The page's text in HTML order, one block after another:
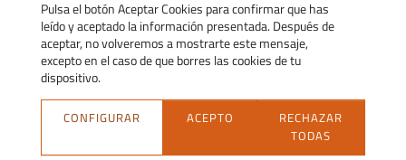
Pulsa el botón Aceptar Cookies para confirmar que has
leído y aceptado la información presentada. Después de
aceptar, no volveremos a mostrarte este mensaje,
excepto en el caso de que borres las cookies de tu
dispositivo.
CONFIGURAR ACEPTO
RECHAZAR
TODAS
Accessibilitat
Trámites